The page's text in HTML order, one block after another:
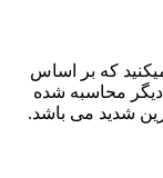
که بر اساس
محاسبه شده
شدید می باشد.